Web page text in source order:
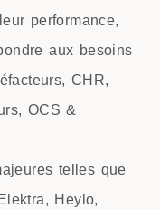
performance,
aux besoins
CHR,
OCS &
telles que
Heylo,